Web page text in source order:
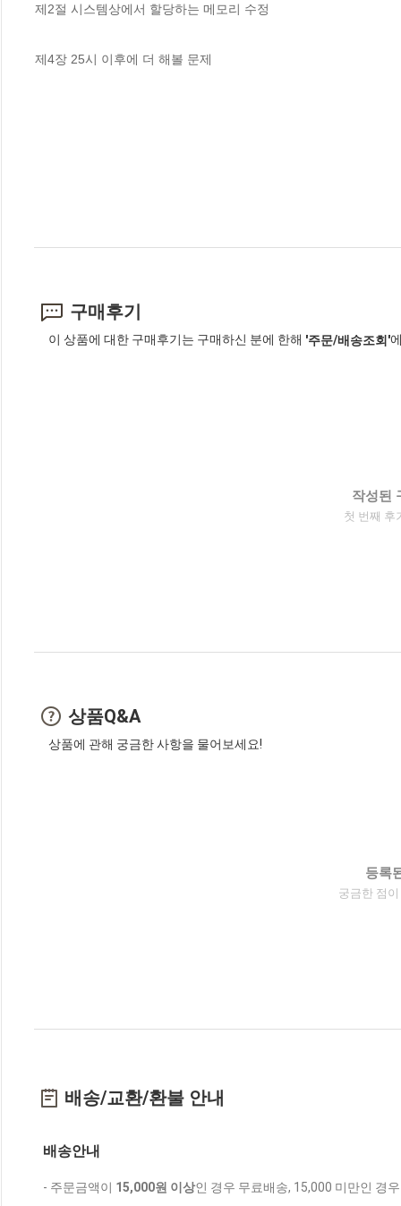
제2절 시스템상에서 할당하는 메모리 수정
제4장 25시 이후에 더 해볼 문제
구매후기
이 상품에 대한 구매후기는 구매하신 분에 한해 '주문/배송조회'
작성된
첫 번째 후
상품Q&A
상품에 관해 궁금한 사항을 물어보세요!
등록
궁금한 점
배송/교환/환불 안내
배송안내
- 주문금액이 15,000원 이상인 경우 무료배송, 15,000 미만인 경